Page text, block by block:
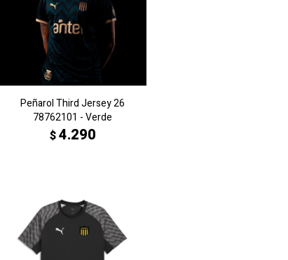
Peñarol Third Jersey 26
78762101 - Verde
$4.290